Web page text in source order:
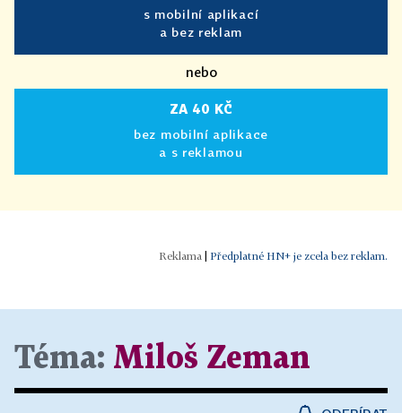
s mobilní aplikací
a bez reklam
nebo
ZA 40 KČ
bez mobilní aplikace
a s reklamou
Předplatné HN+ je zcela bez reklam.
Téma: Miloš Zeman